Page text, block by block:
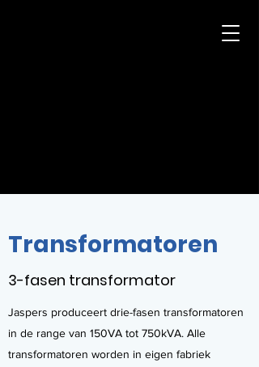
Transformatoren
3-fasen transformator
Jaspers produceert drie-fasen transformatoren
in de range van 150VA tot 750kVA. Alle
transformatoren worden in eigen fabriek